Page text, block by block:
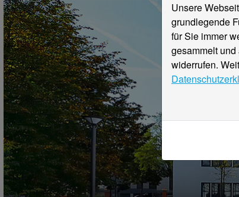
Unsere
grundlegende
für Sie immer
gesammelt
widerrufen.